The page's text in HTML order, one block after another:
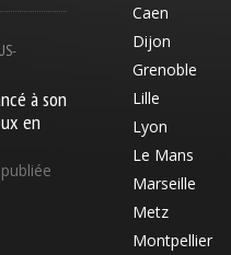
à son
en
Caen
Dijon
Grenoble
Lille
Lyon
Le Mans
Marseille
Metz
Montpellier